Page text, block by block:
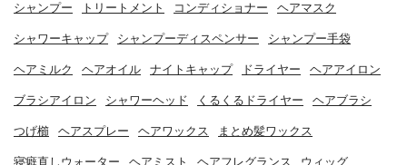
シャンプー トリートメント コンディショナー ヘアマスク
シャワーキャップ シャンプーディスペンサー シャンプー手袋
ヘアミルク ヘアオイル ナイトキャップ ドライヤー ヘアアイロン
ブラシアイロン シャワーヘッド くるくるドライヤー ヘアブラシ
つげ櫛 ヘアスプレー ヘアワックス まとめ髪ワックス
寝癖直しウォーター ヘアミスト ヘアフレグランス ウィッグ